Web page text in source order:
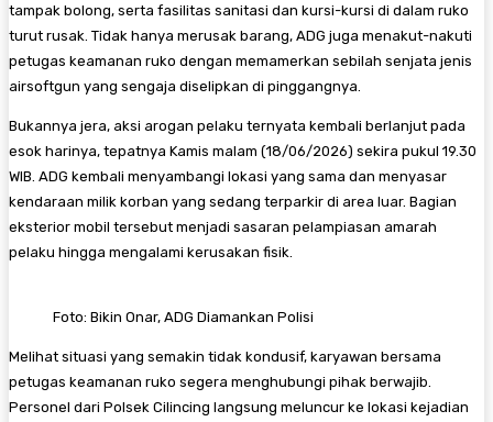
tampak bolong, serta fasilitas sanitasi dan kursi-kursi di dalam ruko
turut rusak. Tidak hanya merusak barang, ADG juga menakut-nakuti
petugas keamanan ruko dengan memamerkan sebilah senjata jenis
airsoftgun yang sengaja diselipkan di pinggangnya.
​Bukannya jera, aksi arogan pelaku ternyata kembali berlanjut pada
esok harinya, tepatnya Kamis malam (18/06/2026) sekira pukul 19.30
WIB. ADG kembali menyambangi lokasi yang sama dan menyasar
kendaraan milik korban yang sedang terparkir di area luar. Bagian
eksterior mobil tersebut menjadi sasaran pelampiasan amarah
pelaku hingga mengalami kerusakan fisik.
Foto: Bikin Onar, ADG Diamankan Polisi
​Melihat situasi yang semakin tidak kondusif, karyawan bersama
petugas keamanan ruko segera menghubungi pihak berwajib.
Personel dari Polsek Cilincing langsung meluncur ke lokasi kejadian